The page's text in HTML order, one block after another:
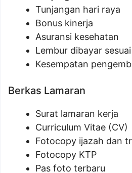
Tunjangan hari raya
Bonus kinerja
Asuransi kesehatan
Lembur dibayar
Kesempatan
Berkas Lamaran
Surat lamaran kerja
Curriculum Vitae (CV)
Fotocopy ijazah dan
Fotocopy KTP
Pas foto terbaru